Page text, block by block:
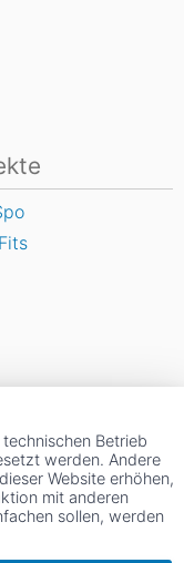
Betrieb
werden. Andere
Website erhöhen,
mit anderen
sollen, werden